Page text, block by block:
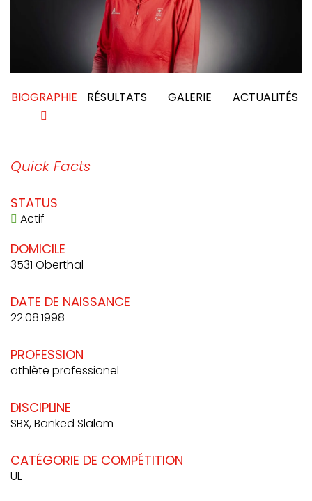
BIOGRAPHIE RÉSULTATS GALERIE ACTUALITÉS
Quick Facts
STATUS
Actif
DOMICILE
3531 Oberthal
DATE DE NAISSANCE
22.08.1998
PROFESSION
athlète professionel
DISCIPLINE
SBX, Banked Slalom
CATÉGORIE DE COMPÉTITION
UL